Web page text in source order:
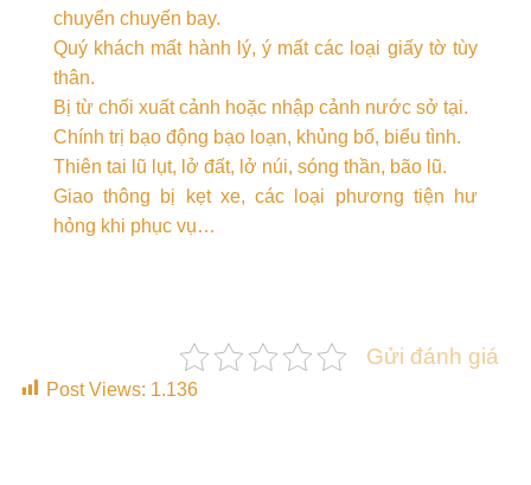
chuyển chuyến bay.
Quý khách mất hành lý, ý mất các loại giấy tờ tùy
thân.
Bị từ chối xuất cảnh hoặc nhập cảnh nước sở tại.
Chính trị bạo động bạo loạn, khủng bố, biểu tình.
Thiên tai lũ lụt, lở đất, lở núi, sóng thần, bão lũ.
Giao thông bị kẹt xe, các loại phương tiện hư
hỏng khi phục vụ…
Gửi đánh giá
Post Views: 1.136